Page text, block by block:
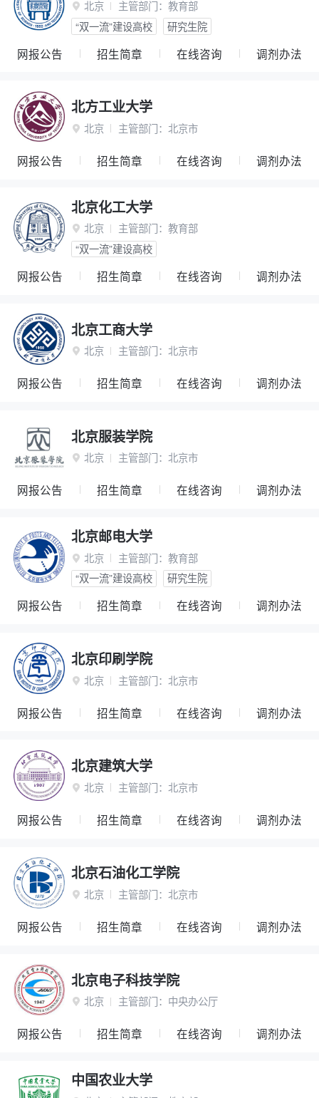
 北京 主管部门： 教育部
“双一流”建设高校
研究生院
网报公告 招生简章 在线咨询 调剂办法
北方工业大学
 北京 主管部门： 北京市
网报公告 招生简章 在线咨询 调剂办法
北京化工大学
 北京 主管部门： 教育部
“双一流”建设高校
网报公告 招生简章 在线咨询 调剂办法
北京工商大学
 北京 主管部门： 北京市
网报公告 招生简章 在线咨询 调剂办法
北京服装学院
 北京 主管部门： 北京市
网报公告 招生简章 在线咨询 调剂办法
北京邮电大学
 北京 主管部门： 教育部
“双一流”建设高校
研究生院
网报公告 招生简章 在线咨询 调剂办法
北京印刷学院
 北京 主管部门： 北京市
网报公告 招生简章 在线咨询 调剂办法
北京建筑大学
 北京 主管部门： 北京市
网报公告 招生简章 在线咨询 调剂办法
北京石油化工学院
 北京 主管部门： 北京市
网报公告 招生简章 在线咨询 调剂办法
北京电子科技学院
 北京 主管部门： 中央办公厅
网报公告 招生简章 在线咨询 调剂办法
中国农业大学